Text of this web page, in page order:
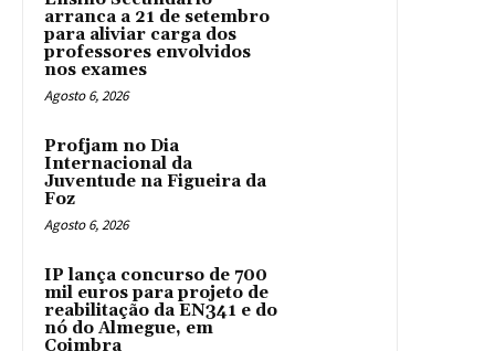
arranca a 21 de setembro
para aliviar carga dos
professores envolvidos
nos exames
Agosto 6, 2026
Profjam no Dia
Internacional da
Juventude na Figueira da
Foz
Agosto 6, 2026
IP lança concurso de 700
mil euros para projeto de
reabilitação da EN341 e do
nó do Almegue, em
Coimbra